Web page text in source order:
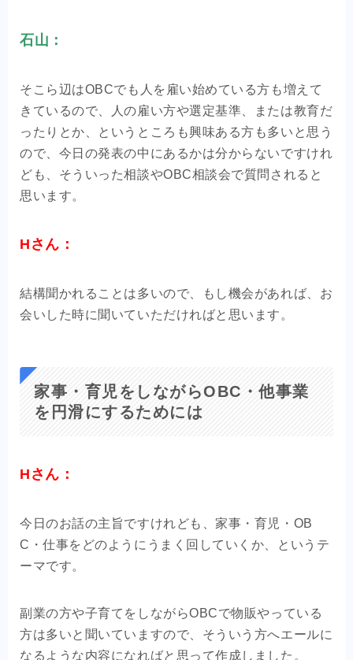
石山：
そこら辺はOBCでも人を雇い始めている方も増えて
きているので、人の雇い方や選定基準、または教育だ
ったりとか、というところも興味ある方も多いと思う
ので、今日の発表の中にあるかは分からないですけれ
ども、そういった相談やOBC相談会で質問されると
思います。
Hさん：
結構聞かれることは多いので、もし機会があれば、お
会いした時に聞いていただければと思います。
家事・育児をしながらOBC・他事業
を円滑にするためには
Hさん：
今日のお話の主旨ですけれども、家事・育児・OB
C・仕事をどのようにうまく回していくか、というテ
ーマです。
副業の方や子育てをしながらOBCで物販やっている
方は多いと聞いていますので、そういう方へエールに
なるような内容になればと思って作成しました。